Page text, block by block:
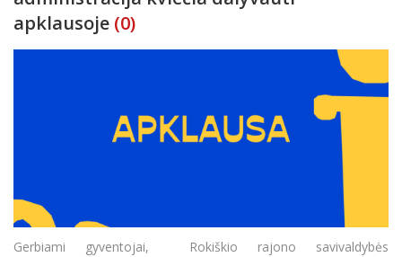
apklausoje (0)
Gerbiami gyventojai, Rokiškio rajono savivaldybės